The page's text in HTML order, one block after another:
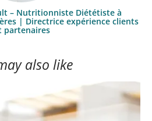
– Nutritionniste Diététiste à
| Directrice expérience clients
partenaires
also like